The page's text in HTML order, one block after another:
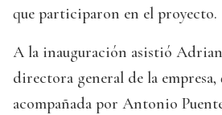
que participaron en el proyecto.
A la inauguración asistió
directora general de la empresa,
acompañada por Antonio